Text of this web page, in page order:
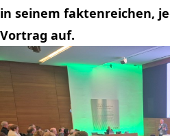
in seinem faktenreichen,
Vortrag auf.